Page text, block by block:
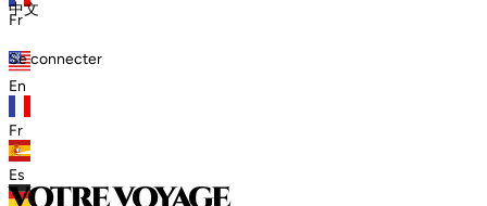
Fr
En
Fr
Es
中文
Se connecter